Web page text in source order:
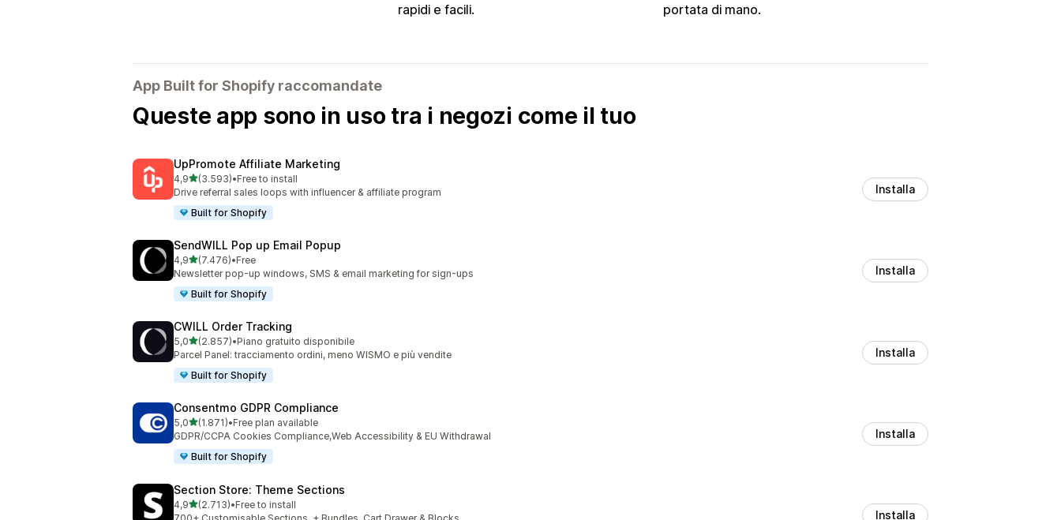
rapidi e facili.
portata di mano.
App Built for Shopify raccomandate
Queste app sono in uso tra i negozi come il tuo
UpPromote Affiliate Marketing
4,9stelle su 5
(3.593)
3593 recensioni totali
•Free to install
Drive referral sales loops with influencer & affiliate program
Built for Shopify
Installa
SendWILL Pop up Email Popup
4,9stelle su 5
(7.476)
7476 recensioni totali
•Free
Newsletter pop-up windows, SMS & email marketing for sign-ups
Built for Shopify
Installa
CWILL Order Tracking
5,0stelle su 5
(2.857)
2857 recensioni totali
•Piano gratuito disponibile
Parcel Panel: tracciamento ordini, meno WISMO e più vendite
Built for Shopify
Installa
Consentmo GDPR Compliance
5,0stelle su 5
(1.871)
1871 recensioni totali
•Free plan available
GDPR/CCPA Cookies Compliance,Web Accessibility & EU Withdrawal
Built for Shopify
Installa
Section Store: Theme Sections
4,9stelle su 5
(2.713)
2713 recensioni totali
•Free to install
Installa